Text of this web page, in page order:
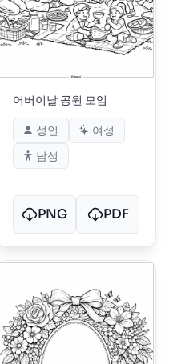
어버이날 공원 모임
성인
여성
남성
PNG PDF